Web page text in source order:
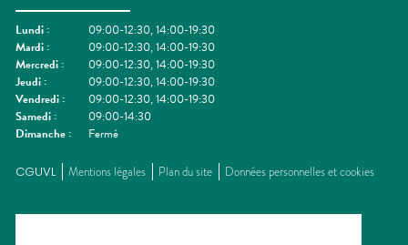
Lundi :
09:00-12:30, 14:00-19:30
Mardi :
09:00-12:30, 14:00-19:30
Mercredi :
09:00-12:30, 14:00-19:30
Jeudi :
09:00-12:30, 14:00-19:30
Vendredi :
09:00-12:30, 14:00-19:30
Samedi :
09:00-14:30
Dimanche : Fermé
CGUVL Mentions légales Plan du site Données personnelles et cookies